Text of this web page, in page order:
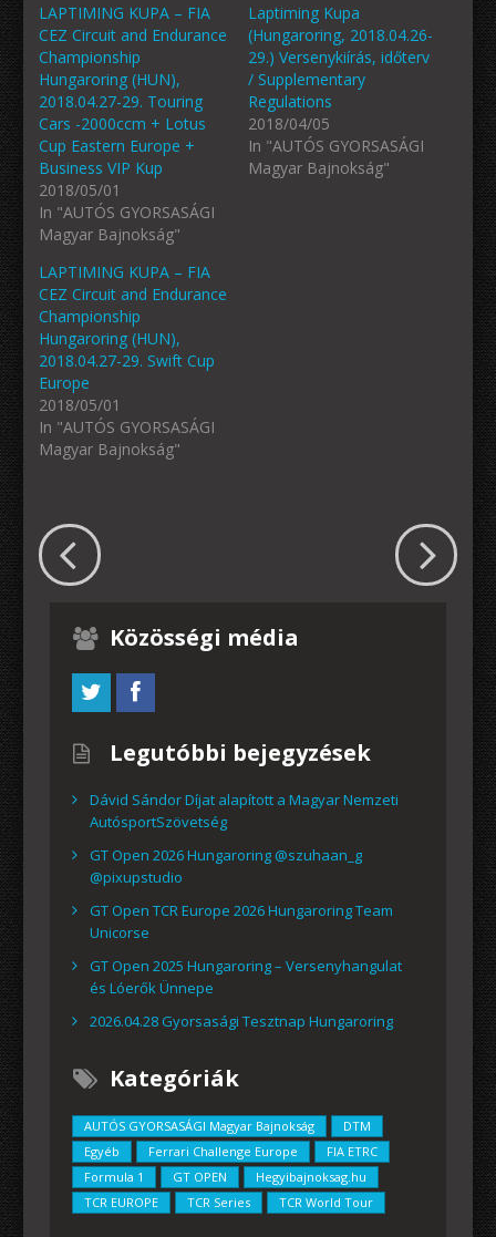
LAPTIMING KUPA – FIA
CEZ Circuit and Endurance
Championship
Hungaroring (HUN),
2018.04.27-29. Touring
Cars -2000ccm + Lotus
Cup Eastern Europe +
Business VIP Kup
2018/05/01
In "AUTÓS GYORSASÁGI
Magyar Bajnokság"
Laptiming Kupa
(Hungaroring, 2018.04.26-
29.) Versenykiírás, időterv
/ Supplementary
Regulations
2018/04/05
In "AUTÓS GYORSASÁGI
Magyar Bajnokság"
LAPTIMING KUPA – FIA
CEZ Circuit and Endurance
Championship
Hungaroring (HUN),
2018.04.27-29. Swift Cup
Europe
2018/05/01
In "AUTÓS GYORSASÁGI
Magyar Bajnokság"
Közösségi média
Legutóbbi bejegyzések
Dávid Sándor Díjat alapított a Magyar Nemzeti
AutósportSzövetség
GT Open 2026 Hungaroring @szuhaan_g
@pixupstudio
GT Open TCR Europe 2026 Hungaroring Team
Unicorse
GT Open 2025 Hungaroring – Versenyhangulat
és Lóerők Ünnepe
2026.04.28 Gyorsasági Tesztnap Hungaroring
Kategóriák
AUTÓS GYORSASÁGI Magyar Bajnokság
DTM
Egyéb
Ferrari Challenge Europe
FIA ETRC
Formula 1
GT OPEN
Hegyibajnoksag.hu
TCR EUROPE
TCR Series TCR World Tour